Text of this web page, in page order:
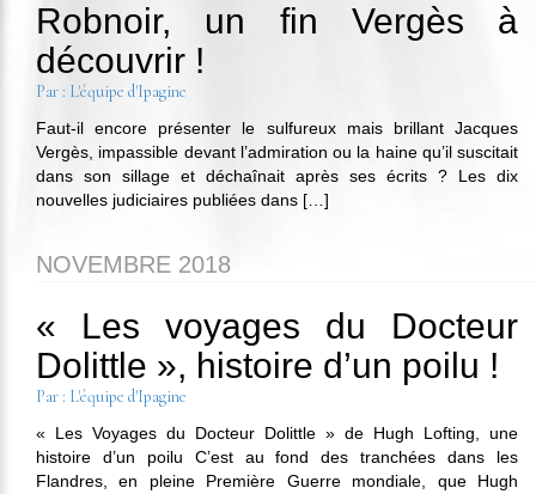
Robnoir, un fin Vergès à
découvrir !
Par : L'équipe d'Ipagine
Faut-il encore présenter le sulfureux mais brillant Jacques
Vergès, impassible devant l’admiration ou la haine qu’il suscitait
dans son sillage et déchaînait après ses écrits ? Les dix
nouvelles judiciaires publiées dans […]
NOVEMBRE 2018
« Les voyages du Docteur
Dolittle », histoire d’un poilu !
Par : L'équipe d'Ipagine
« Les Voyages du Docteur Dolittle » de Hugh Lofting, une
histoire d’un poilu C’est au fond des tranchées dans les
Flandres, en pleine Première Guerre mondiale, que Hugh